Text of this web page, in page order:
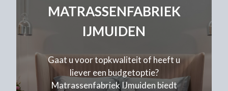
MATRASSENFABRIEK
IJMUIDEN
Gaat u voor topkwaliteit of heeft u
liever een budgetoptie?
Matrassenfabriek IJmuiden biedt